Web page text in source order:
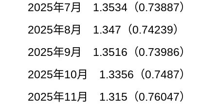
2025年7月 1.3534（0.73887）
2025年8月 1.347（0.74239）
2025年9月 1.3516（0.73986）
2025年10月 1.3356（0.7487）
2025年11月 1.315（0.76047）